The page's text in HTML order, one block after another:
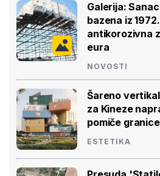
Galerija:
bazena iz
antikorozivna
eura
NOVOSTI
Šareno
za Kineze
pomiče
ESTETIKA